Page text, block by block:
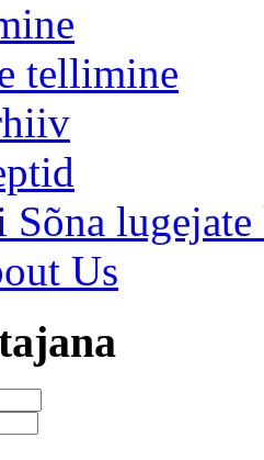
tellimine
Sõna
Us